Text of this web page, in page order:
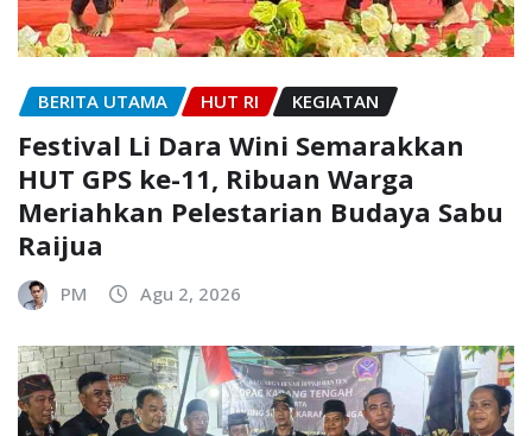
BERITA UTAMA HUT RI KEGIATAN
Festival Li Dara Wini Semarakkan
HUT GPS ke-11, Ribuan Warga
Meriahkan Pelestarian Budaya Sabu
Raijua
PM Agu 2, 2026